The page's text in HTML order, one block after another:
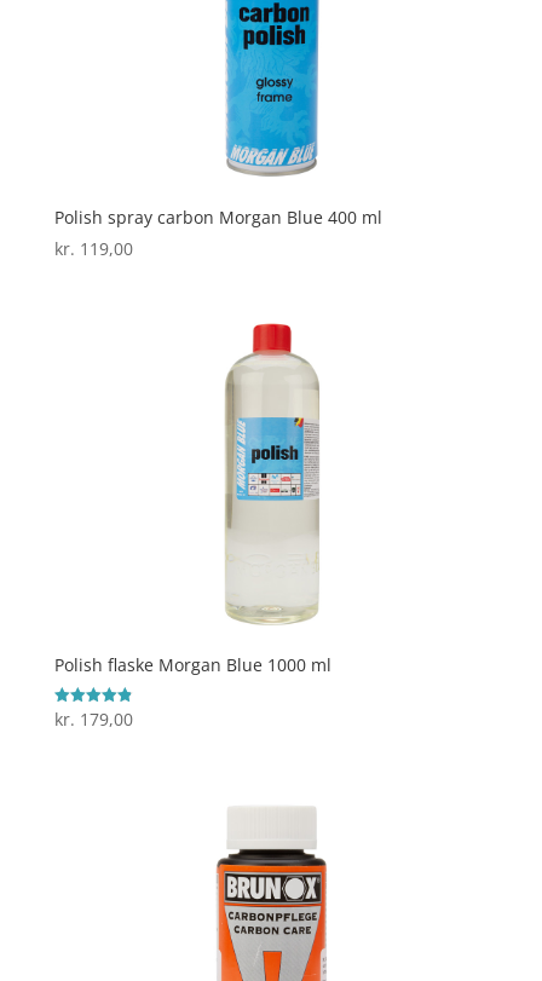
Polish spray carbon Morgan Blue 400 ml
kr. 119,00
Polish flaske Morgan Blue 1000 ml
Vurderet
4.9
kr. 179,00